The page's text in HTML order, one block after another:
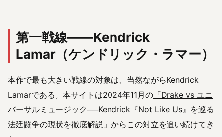
第一戦線——Kendrick
Lamar（ケンドリック・ラマー）
本作で最も大きい戦線の対象は、当然ながらKendrick
Lamarである。本サイトは2024年11月の 「Drake vs ユニ
バーサルミュージック──Kendrick『Not Like Us』を巡る
法廷闘争の現状を徹底解説」 からこの対立を追い続けてき